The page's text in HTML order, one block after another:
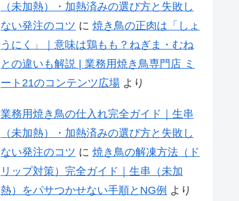
（未加熱）・加熱済みの選び方と失敗し
ない発注のコツ に 焼き鳥の正肉は「しょ
うにく」｜意味は鶏もも？ねぎま・むね
との違いも解説 | 業務用焼き鳥専門店 ミ
ート21のコンテンツ広場 より
業務用焼き鳥の仕入れ完全ガイド｜生串
（未加熱）・加熱済みの選び方と失敗し
ない発注のコツ に 焼き鳥の解凍方法（ド
リップ対策）完全ガイド｜生串（未加
熱）をパサつかせない手順とNG例 より